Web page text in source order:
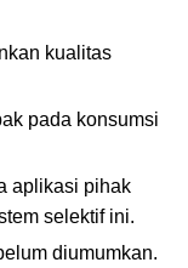
kualitas
pada konsumsi
aplikasi pihak
selektif ini.
diumumkan.